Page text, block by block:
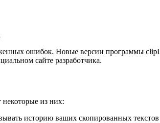
ошибок. Новые версии программы
сайте разработчика.
из них:
историю ваших скопированных